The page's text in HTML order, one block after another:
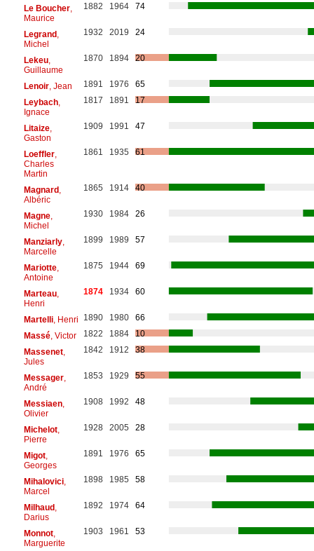
Le Boucher,
Maurice
1882 1964 74
Legrand,
Michel
1932 2019 24
Lekeu,
Guillaume
1870 1894 20
Lenoir, Jean 1891 1976
65
Leybach,
Ignace
1817 1891 17
Litaize,
Gaston
1909 1991 47
Loeffler,
Charles
Martin
1861 1935 61
Magnard,
Albéric
1865 1914 40
Magne,
Michel
1930 1984 26
Manziarly,
Marcelle
1899 1989 57
Mariotte,
Antoine
1875 1944 69
Marteau,
Henri
1874 1934 60
Martelli, Henri 1890 1980
66
Massé, Victor 1822 1884
10
Massenet,
Jules
1842 1912 38
Messager,
André
1853 1929 55
Messiaen,
Olivier
1908 1992 48
Michelot,
Pierre
1928 2005 28
Migot,
Georges
1891 1976 65
Mihalovici,
Marcel
1898 1985 58
Milhaud,
Darius
1892 1974 64
Monnot,
Marguerite
1903 1961 53